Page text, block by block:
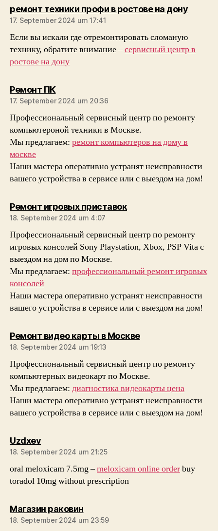
ремонт техники профи в ростове на донуsagt:
17. September 2024 um 17:41
Если вы искали где отремонтировать сломаную
технику, обратите внимание –сервисный центр в
ростове на дону
Ремонт ПКsagt:
17. September 2024 um 20:36
Профессиональный сервисный центр по ремонту
компьютероной техники в Москве.
Мы предлагаем: ремонт компьютеров на дому в
москве
Наши мастера оперативно устранят неисправности
вашего устройства в сервисе или с выездом на дом!
Ремонт игровых приставокsagt:
18. September 2024 um 4:07
Профессиональный сервисный центр по ремонту
игровых консолей Sony Playstation, Xbox, PSP Vita с
выездом на дом по Москве.
Мы предлагаем: профессиональный ремонт игровых
консолей
Наши мастера оперативно устранят неисправности
вашего устройства в сервисе или с выездом на дом!
Ремонт видео карты в Москвеsagt:
18. September 2024 um 19:13
Профессиональный сервисный центр по ремонту
компьютерных видеокарт по Москве.
Мы предлагаем: диагностика видеокарты цена
Наши мастера оперативно устранят неисправности
вашего устройства в сервисе или с выездом на дом!
Uzdxevsagt:
18. September 2024 um 21:25
oral meloxicam 7.5mg –meloxicam online orderbuy
toradol 10mg without prescription
Магазин раковинsagt:
18. September 2024 um 23:59